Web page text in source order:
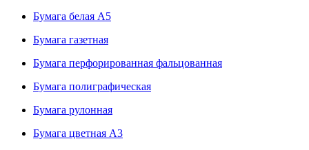
Бумага белая А5
Бумага газетная
Бумага перфорированная фальцованная
Бумага полиграфическая
Бумага рулонная
Бумага цветная А3